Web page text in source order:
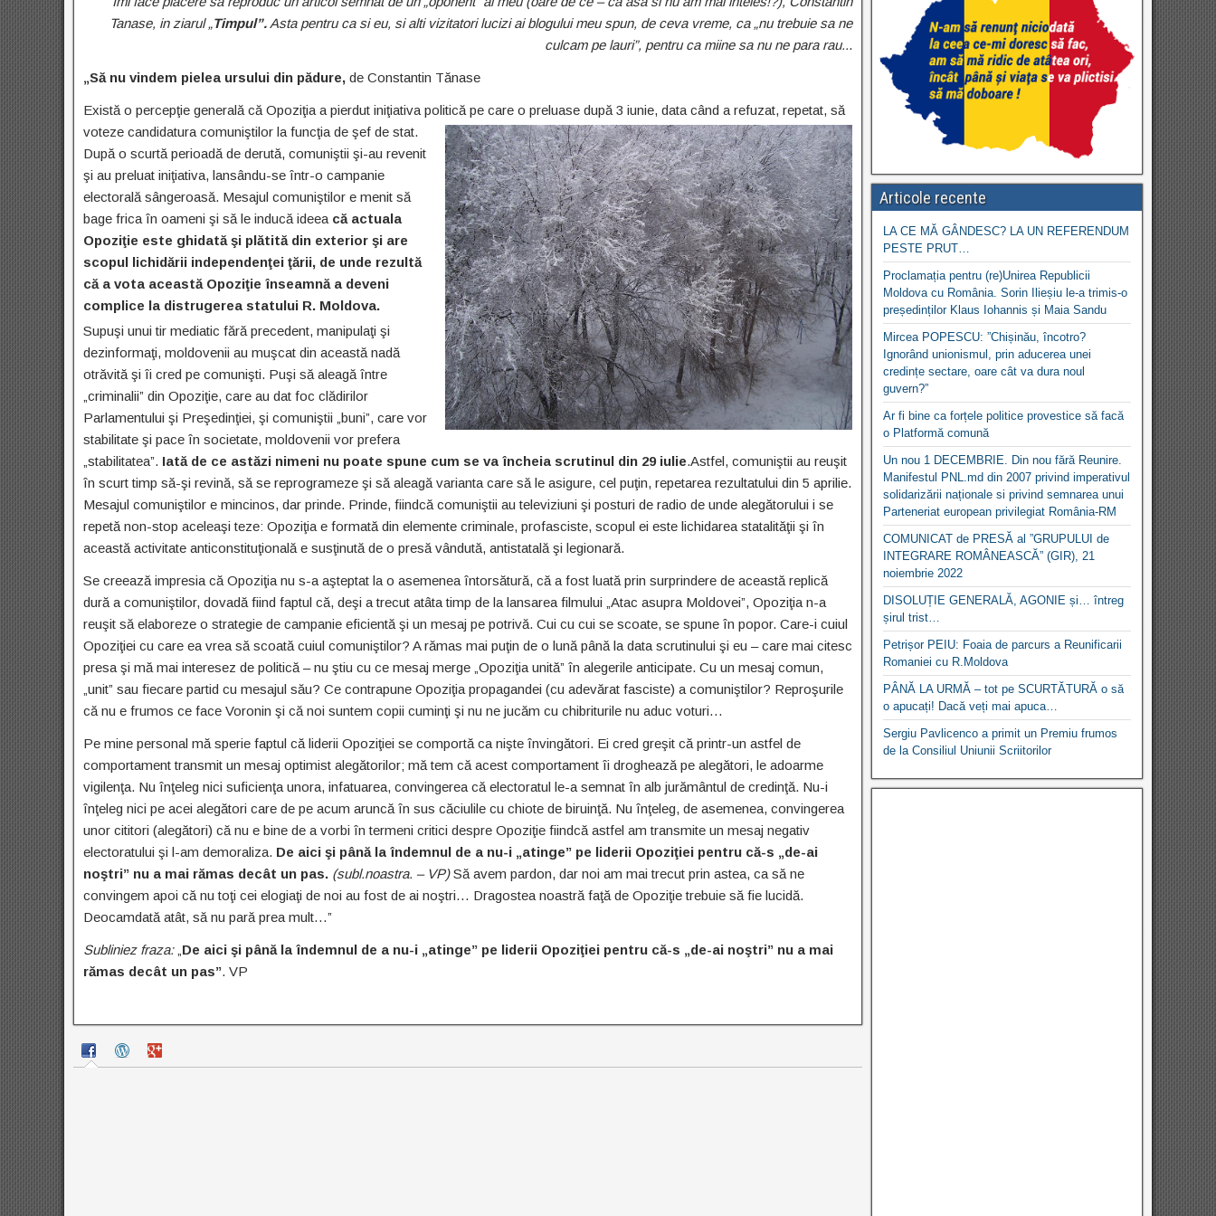
Tanase, in ziarul „Timpul”. Asta pentru ca si eu, si alti vizitatori lucizi ai blogului meu spun, de ceva vreme, ca „nu trebuie sa ne
culcam pe lauri”, pentru ca miine sa nu ne para rau...
„Să nu vindem pielea ursului din pădure, de Constantin Tănase
Există o percepţie generală că Opoziţia a pierdut iniţiativa politică pe care o preluase după 3 iunie, data când a refuzat, repetat, să
voteze candidatura comuniştilor la funcţia de şef de stat.
După o scurtă perioadă de derută, comuniştii şi-au revenit
şi au preluat iniţiativa, lansându-se într-o campanie
electorală sângeroasă. Mesajul comuniştilor e menit să
bage frica în oameni şi să le inducă ideea că actuala
Opoziţie este ghidată şi plătită din exterior şi are
scopul lichidării independenţei ţării, de unde rezultă
că a vota această Opoziţie înseamnă a deveni
complice la distrugerea statului R. Moldova.
Supuşi unui tir mediatic fără precedent, manipulaţi şi
dezinformaţi, moldovenii au muşcat din această nadă
otrăvită şi îi cred pe comunişti. Puşi să aleagă între
„criminalii” din Opoziţie, care au dat foc clădirilor
Parlamentului şi Preşedinţiei, şi comuniştii „buni”, care vor
stabilitate şi pace în societate, moldovenii vor prefera
„stabilitatea”. Iată de ce astăzi nimeni nu poate spune cum se va încheia scrutinul din 29 iulie.Astfel, comuniştii au reuşit
în scurt timp să-şi revină, să se reprogrameze şi să aleagă varianta care să le asigure, cel puţin, repetarea rezultatului din 5 aprilie.
Mesajul comuniştilor e mincinos, dar prinde. Prinde, fiindcă comuniştii au televiziuni şi posturi de radio de unde alegătorului i se
repetă non-stop aceleaşi teze: Opoziţia e formată din elemente criminale, profasciste, scopul ei este lichidarea statalităţii şi în
această activitate anticonstituţională e susţinută de o presă vândută, antistatală şi legionară.
Se creează impresia că Opoziţia nu s-a aşteptat la o asemenea întorsătură, că a fost luată prin surprindere de această replică
dură a comuniştilor, dovadă fiind faptul că, deşi a trecut atâta timp de la lansarea filmului „Atac asupra Moldovei”, Opoziţia n-a
reuşit să elaboreze o strategie de campanie eficientă şi un mesaj pe potrivă. Cui cu cui se scoate, se spune în popor. Care-i cuiul
Opoziţiei cu care ea vrea să scoată cuiul comuniştilor? A rămas mai puţin de o lună până la data scrutinului şi eu – care mai citesc
presa şi mă mai interesez de politică – nu ştiu cu ce mesaj merge „Opoziţia unită” în alegerile anticipate. Cu un mesaj comun,
„unit” sau fiecare partid cu mesajul său? Ce contrapune Opoziţia propagandei (cu adevărat fasciste) a comuniştilor? Reproşurile
că nu e frumos ce face Voronin şi că noi suntem copii cuminţi şi nu ne jucăm cu chibriturile nu aduc voturi…
Pe mine personal mă sperie faptul că liderii Opoziţiei se comportă ca nişte învingători. Ei cred greşit că printr-un astfel de
comportament transmit un mesaj optimist alegătorilor; mă tem că acest comportament îi droghează pe alegători, le adoarme
vigilenţa. Nu înţeleg nici suficienţa unora, infatuarea, convingerea că electoratul le-a semnat în alb jurământul de credinţă. Nu-i
înţeleg nici pe acei alegători care de pe acum aruncă în sus căciulile cu chiote de biruinţă. Nu înţeleg, de asemenea, convingerea
unor cititori (alegători) că nu e bine de a vorbi în termeni critici despre Opoziţie fiindcă astfel am transmite un mesaj negativ
electoratului şi l-am demoraliza. De aici şi până la îndemnul de a nu-i „atinge” pe liderii Opoziţiei pentru că-s „de-ai
noştri” nu a mai rămas decât un pas. (subl.noastra. – VP)Să avem pardon, dar noi am mai trecut prin astea, ca să ne
convingem apoi că nu toţi cei elogiaţi de noi au fost de ai noştri… Dragostea noastră faţă de Opoziţie trebuie să fie lucidă.
Deocamdată atât, să nu pară prea mult…”
Subliniez fraza: De aici şi până la îndemnul de a nu-i „atinge” pe liderii Opoziţiei pentru că-s „de-ai noştri” nu a mai
rămas decât un pas”. VP
Articole recente
LA CE MĂ GÂNDESC? LA UN REFERENDUM
PESTE PRUT…
Proclamația pentru (re)Unirea Republicii
Moldova cu România. Sorin Ilieșiu le-a trimis-o
președinților Klaus Iohannis și Maia Sandu
Mircea POPESCU: ”Chișinău, încotro?
Ignorând unionismul, prin aducerea unei
credințe sectare, oare cât va dura noul
guvern?”
Ar fi bine ca forțele politice provestice să facă
o Platformă comună
Un nou 1 DECEMBRIE. Din nou fără Reunire.
Manifestul PNL.md din 2007 privind imperativul
solidarizării naționale si privind semnarea unui
Parteneriat european privilegiat România-RM
COMUNICAT de PRESĂ al ”GRUPULUI de
INTEGRARE ROMÂNEASCĂ” (GIR), 21
noiembrie 2022
DISOLUȚIE GENERALĂ, AGONIE și… întreg
șirul trist…
Petrișor PEIU: Foaia de parcurs a Reunificarii
Romaniei cu R.Moldova
PÂNĂ LA URMĂ – tot pe SCURTĂTURĂ o să
o apucați! Dacă veți mai apuca…
Sergiu Pavlicenco a primit un Premiu frumos
de la Consiliul Uniunii Scriitorilor